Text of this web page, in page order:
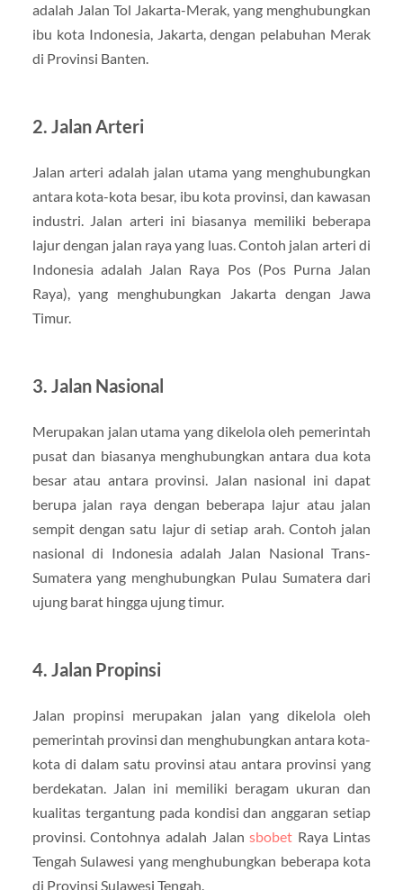
adalah Jalan Tol Jakarta-Merak, yang menghubungkan
ibu kota Indonesia, Jakarta, dengan pelabuhan Merak
di Provinsi Banten.
2. Jalan Arteri
Jalan arteri adalah jalan utama yang menghubungkan
antara kota-kota besar, ibu kota provinsi, dan kawasan
industri. Jalan arteri ini biasanya memiliki beberapa
lajur dengan jalan raya yang luas. Contoh jalan arteri di
Indonesia adalah Jalan Raya Pos (Pos Purna Jalan
Raya), yang menghubungkan Jakarta dengan Jawa
Timur.
3. Jalan Nasional
Merupakan jalan utama yang dikelola oleh pemerintah
pusat dan biasanya menghubungkan antara dua kota
besar atau antara provinsi. Jalan nasional ini dapat
berupa jalan raya dengan beberapa lajur atau jalan
sempit dengan satu lajur di setiap arah. Contoh jalan
nasional di Indonesia adalah Jalan Nasional Trans-
Sumatera yang menghubungkan Pulau Sumatera dari
ujung barat hingga ujung timur.
4. Jalan Propinsi
Jalan propinsi merupakan jalan yang dikelola oleh
pemerintah provinsi dan menghubungkan antara kota-
kota di dalam satu provinsi atau antara provinsi yang
berdekatan. Jalan ini memiliki beragam ukuran dan
kualitas tergantung pada kondisi dan anggaran setiap
provinsi. Contohnya adalah Jalansbobet Raya Lintas
Tengah Sulawesi yang menghubungkan beberapa kota
di Provinsi Sulawesi Tengah.